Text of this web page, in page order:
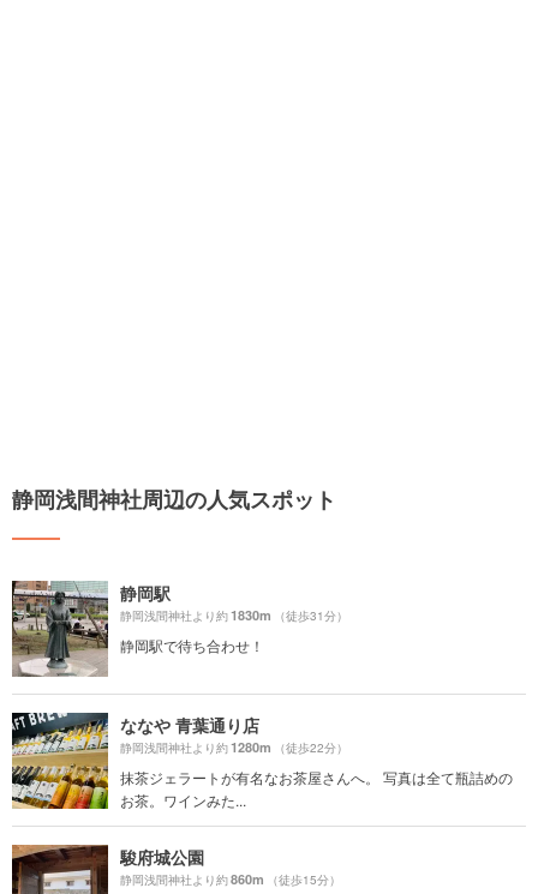
静岡浅間神社周辺の人気スポット
静岡駅
静岡浅間神社より約1830m （徒歩31分）
静岡駅で待ち合わせ！
ななや 青葉通り店
静岡浅間神社より約1280m （徒歩22分）
抹茶ジェラートが有名なお茶屋さんへ。 写真は全て瓶詰めの
お茶。ワインみた...
駿府城公園
静岡浅間神社より約860m （徒歩15分）